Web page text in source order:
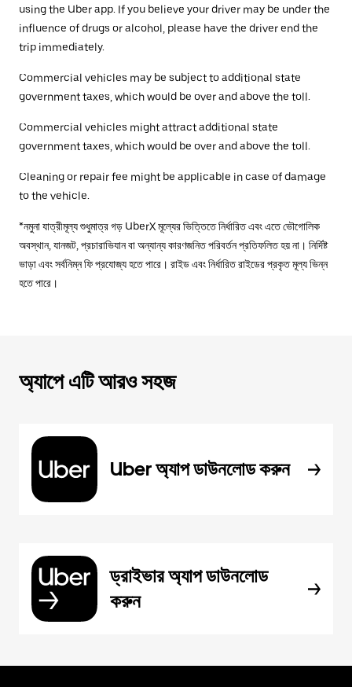
using the Uber app. If you believe your driver may be under the
influence of drugs or alcohol, please have the driver end the
trip immediately.
Commercial vehicles may be subject to additional state
government taxes, which would be over and above the toll.
Commercial vehicles might attract additional state
government taxes, which would be over and above the toll.
Cleaning or repair fee might be applicable in case of damage
to the vehicle.
*নমুনা যাত্রীমূল্য শুধুমাত্র গড় UberX মূল্যের ভিত্তিতে নির্ধারিত এবং এতে ভৌগোলিক
অবস্থান, যানজট, প্রচারাভিযান বা অন্যান্য কারণজনিত পরিবর্তন প্রতিফলিত হয় না। নির্দিষ্ট
ভাড়া এবং সর্বনিম্ন ফি প্রযোজ্য হতে পারে। রাইড এবং নির্ধারিত রাইডের প্রকৃত মূল্য ভিন্ন
হতে পারে।
অ্যাপে এটি আরও সহজ
Uber অ্যাপ ডাউনলোড করুন
ড্রাইভার অ্যাপ ডাউনলোড
করুন